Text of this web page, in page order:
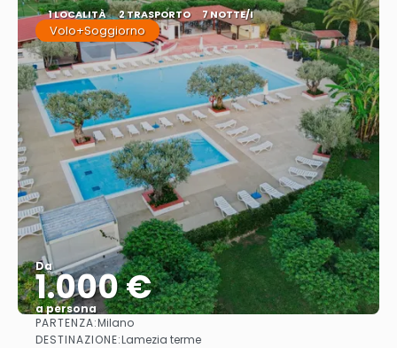
1 LOCALITÀ 2 TRASPORTO 7 NOTTE/I
Volo+Soggiorno
Da
1.000 €
a persona
PARTENZA:Milano
DESTINAZIONE:Lamezia terme